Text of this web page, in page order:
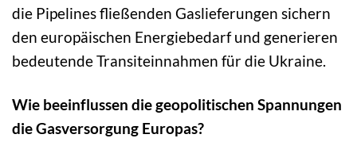
die Pipelines fließenden Gaslieferungen sichern
den europäischen Energiebedarf und generieren
bedeutende Transiteinnahmen für die Ukraine.
Wie beeinflussen die geopolitischen Spannungen
die Gasversorgung Europas?